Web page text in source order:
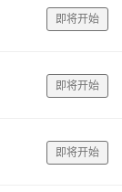
即将开始
即将开始
即将开始